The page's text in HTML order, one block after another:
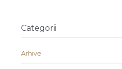
Categorii
Arhive